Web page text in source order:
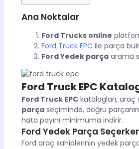
Ana Noktalar
Ford Trucks online
Ford Truck EPC ile parça
Ford Yedek parçaarama
Ford Truck EPC
Ford Truck EPCkatalogları, araç
parçaseçiminde, doğru
hata payını minimuma indirir.
Ford Yedek Parça
Ford araç sahiplerinin yedek